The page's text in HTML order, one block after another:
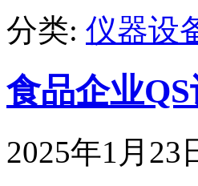
分类: 仪器设
食品企业
2025年1月23